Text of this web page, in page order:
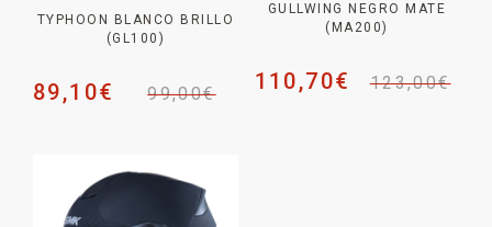
TYPHOON BLANCO BRILLO
(GL100)
99,00€
89,10€
GULLWING NEGRO MATE
(MA200)
123,00€
110,70€